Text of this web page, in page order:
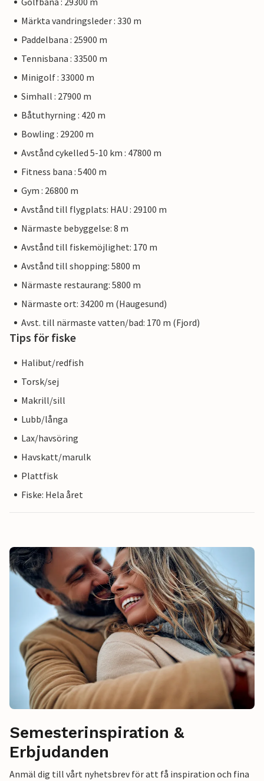
Märkta vandringsleder : 330 m
Paddelbana : 25900 m
Tennisbana : 33500 m
Minigolf : 33000 m
Simhall : 27900 m
Båtuthyrning : 420 m
Bowling : 29200 m
Avstånd cykelled 5-10 km : 47800 m
Fitness bana : 5400 m
Gym : 26800 m
Avstånd till flygplats: HAU : 29100 m
Närmaste bebyggelse: 8 m
Avstånd till fiskemöjlighet: 170 m
Avstånd till shopping: 5800 m
Närmaste restaurang: 5800 m
Närmaste ort: 34200 m (Haugesund)
Avst. till närmaste vatten/bad: 170 m (Fjord)
Tips för fiske
Halibut/redfish
Torsk/sej
Makrill/sill
Lubb/långa
Lax/havsöring
Havskatt/marulk
Plattfisk
Fiske: Hela året
Semesterinspiration &
Erbjudanden
Anmäl dig till vårt nyhetsbrev för att få inspiration och fina